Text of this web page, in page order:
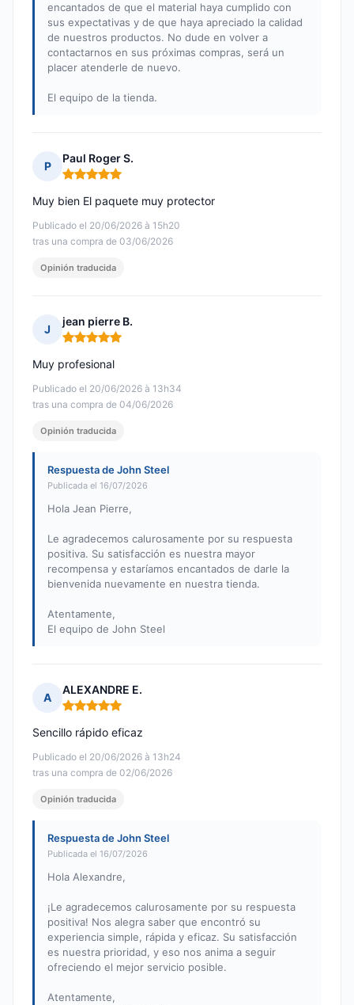
encantados de que el material haya cumplido con
sus expectativas y de que haya apreciado la calidad
de nuestros productos. No dude en volver a
contactarnos en sus próximas compras, será un
placer atenderle de nuevo.
El equipo de la tienda.
P
Paul Roger S.
Nota: 5 de 5
Publicado el 20/06/2026 à 15h20
tras una compra de 03/06/2026
Muy bien El paquete muy protector
Opinión traducida
J
jean pierre B.
Nota: 5 de 5
Publicado el 20/06/2026 à 13h34
tras una compra de 04/06/2026
Muy profesional
Opinión traducida
Respuesta de John Steel
Publicada el 16/07/2026
Hola Jean Pierre,
Le agradecemos calurosamente por su respuesta
positiva. Su satisfacción es nuestra mayor
recompensa y estaríamos encantados de darle la
bienvenida nuevamente en nuestra tienda.
Atentamente,
El equipo de John Steel
A
ALEXANDRE E.
Nota: 5 de 5
Publicado el 20/06/2026 à 13h24
tras una compra de 02/06/2026
Sencillo rápido eficaz
Opinión traducida
Respuesta de John Steel
Publicada el 16/07/2026
Hola Alexandre,
¡Le agradecemos calurosamente por su respuesta
positiva! Nos alegra saber que encontró su
experiencia simple, rápida y eficaz. Su satisfacción
es nuestra prioridad, y eso nos anima a seguir
ofreciendo el mejor servicio posible.
Atentamente,